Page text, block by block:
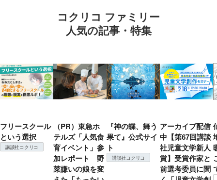
コクリコ ファミリー
人気の記事・特集
フリースクール
という選択
講談社コクリコ
（PR）東急ホ
テルズ「人気食
育イベント」参
加レポート 野
菜嫌いの娘を変
『神の蝶、舞う
果て』公式サイ
ト
講談社コクリコ
アーカイブ配信
中【第67回講談
社児童文学新人
賞】受賞作家と
前選考委員に聞